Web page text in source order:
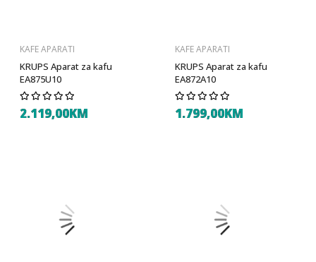
KAFE APARATI
KRUPS Aparat za kafu
EA875U10
2.119,00KM
KAFE APARATI
KRUPS Aparat za kafu
EA872A10
1.799,00KM